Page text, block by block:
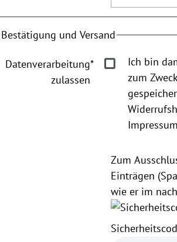
Bestätigung und Versand
Datenverarbeitung
zulassen
*
Ich bin
zum
Zum
Einträgen
wie er im